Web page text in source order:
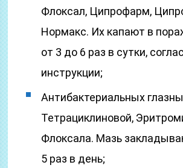
Флоксал, Ципрофарм,
Нормакс. Их капают в
от 3 до 6 раз в сутки,
инструкции;
Антибактериальных
Тетрациклиновой,
Флоксала. Мазь
5 раз в день;